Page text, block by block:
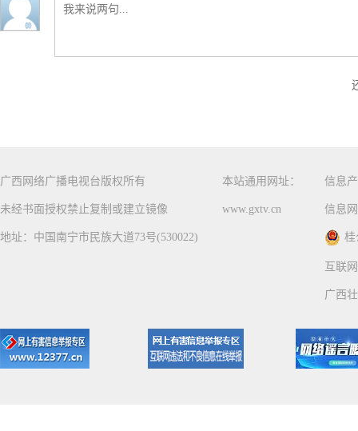
广西网络广播电视台版权所有
未经书面授权禁止复制或建立镜像
地址：中国南宁市民族大道73号(530022)
本站通用网址：
www.gxtv.cn
信息
信息
桂
互联
广西